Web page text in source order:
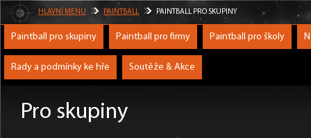
HLAVNÍ MENU PAINTBALL PAINTBALL PRO SKUPINY
Paintball pro skupiny Paintball pro firmy Paintball pro školy
Rady a podmínky ke hře Soutěže & Akce
Pro skupiny